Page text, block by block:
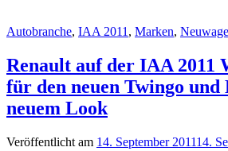
Autobranche, IAA 2011 , Marken,
Renault auf der IAA 2011
für den neuen Twingo und
neuem Look
Veröffentlicht am 14. September 201114.